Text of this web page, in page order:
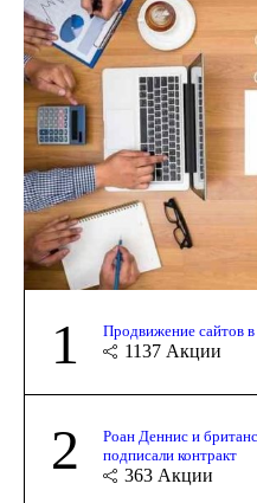
1 Продвижение сайтов
1137 Акции
2
Роан Деннис и
подписали контракт
363 Акции